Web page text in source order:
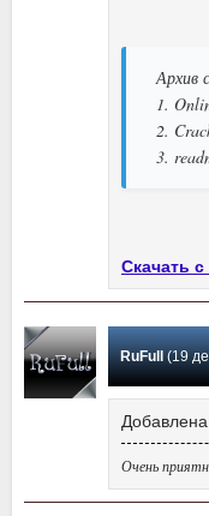
Архив
1.
2.
3.
Скачать
RuFull (19
Очень